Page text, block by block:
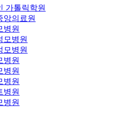
가톨릭학원
앙의료원
병원
모병원
모병원
병원
병원
병원
병원
병원